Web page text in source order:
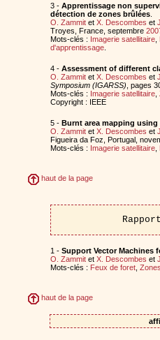
3 - Apprentissage non
détection de zones brûlées.
O. Zammitet X. Descombes et
Troyes, France, septembre
Mots-clés : Imagerie satellitaire,
d'apprentissage.
4 - Assessment of different
O. Zammitet X. Descombes et
Symposium (IGARSS) , pages
Mots-clés : Imagerie satellitaire,
Copyright : IEEE
5 - Burnt area mapping using
O. Zammitet X. Descombes et
Figueira da Foz, Portugal,
Mots-clés : Imagerie satellitaire,
haut de la page
1 - Support Vector Machines
O. Zammitet X. Descombes et
Mots-clés : Feux de foret,
haut de la page